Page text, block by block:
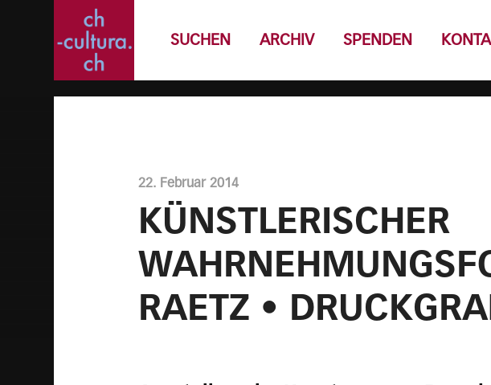
SUCHEN ARCHIV SPENDEN
22. Februar 2014
KÜNSTLERISCHER
RAETZ •